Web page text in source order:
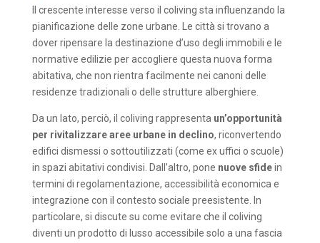
Il crescente interesse verso il coliving sta influenzando la
pianificazione delle zone urbane. Le città si trovano a
dover ripensare la destinazione d’uso degli immobili e le
normative edilizie per accogliere questa nuova forma
abitativa, che non rientra facilmente nei canoni delle
residenze tradizionali o delle strutture alberghiere.
Da un lato, perciò, il coliving rappresenta un’opportunità
per rivitalizzare aree urbane in declino, riconvertendo
edifici dismessi o sottoutilizzati (come ex uffici o scuole)
in spazi abitativi condivisi. Dall’altro, pone nuove sfidein
termini di regolamentazione, accessibilità economica e
integrazione con il contesto sociale preesistente. In
particolare, si discute su come evitare che il coliving
diventi un prodotto di lusso accessibile solo a una fascia